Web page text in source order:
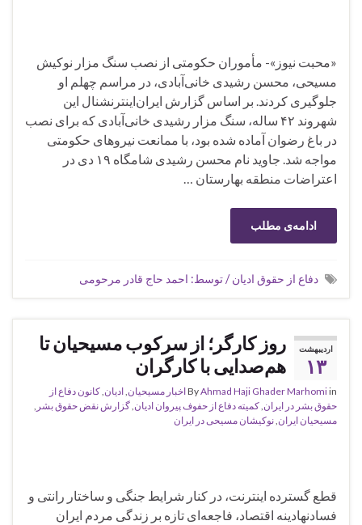
«محبت نیوز»- مأموران حکومتی از نصب سنگ مزار نوکیش
مسیحی، محسن رشیدی خانی‌آبادی، در مراسم چهلم او
جلوگیری کردند. بر اساس گزارش‌ ایران‌اینترنشنال این
شهروند ۴۲ ساله، سنگ مزار رشیدی خانی‌آبادی که برای نصب
در باغ رضوان آماده شده بود، با ممانعت نیروهای حکومتی
مواجه شد. جاوید نام محسن رشیدی شامگاه ۱۹‌ دی در
اعتراضات منطقه بهارستان …
ادامه‌ی مطلب
دفاع از حقوق ادیان / توسط: احمد حاج قادر مرحومی
اردیبهشت
۱۳
روز کارگر؛ از سرکوب مسیحیان تا
هم‌صدایی با کارگران
ByAhmad Haji Ghader Marhomiin اخبار مسیحیان ادیان کانون دفاع از
حقوق بشر در ایران کمیته دفاع از حفوف پیروان ادیان گزارش نقض حقوق بشر
مسیحیان ایران نوکیشان مسیحی در ایران
قطع گسترده اینترنت، در کنار شرایط جنگی و ساختار رانتی و
فسادنهادینه اقتصاد، فاجعه‌ای تازه بر زندگی مردم ایران